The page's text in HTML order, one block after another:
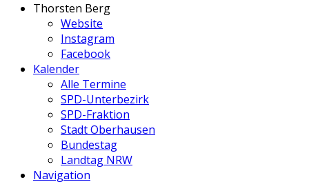
Thorsten Berg
Website
Instagram
Facebook
Kalender
Alle Termine
SPD-Unterbezirk
SPD-Fraktion
Stadt Oberhausen
Bundestag
Landtag NRW
Navigation